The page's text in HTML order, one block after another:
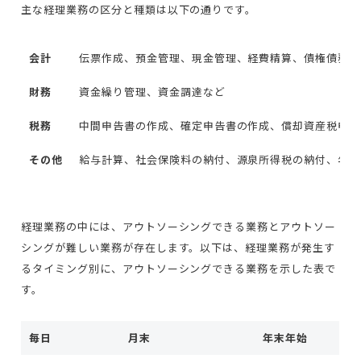
主な経理業務の区分と種類は以下の通りです。
会計 伝票作成、預金管理、現金管理、経費精算、債権債務
財務 資金繰り管理、資金調達など
税務 中間申告書の作成、確定申告書の作成、償却資産税申
その他 給与計算、社会保険料の納付、源泉所得税の納付、年
経理業務の中には、アウトソーシングできる業務とアウトソー
シングが難しい業務が存在します。以下は、経理業務が発生す
るタイミング別に、アウトソーシングできる業務を示した表で
す。
毎日 月末 年末年始